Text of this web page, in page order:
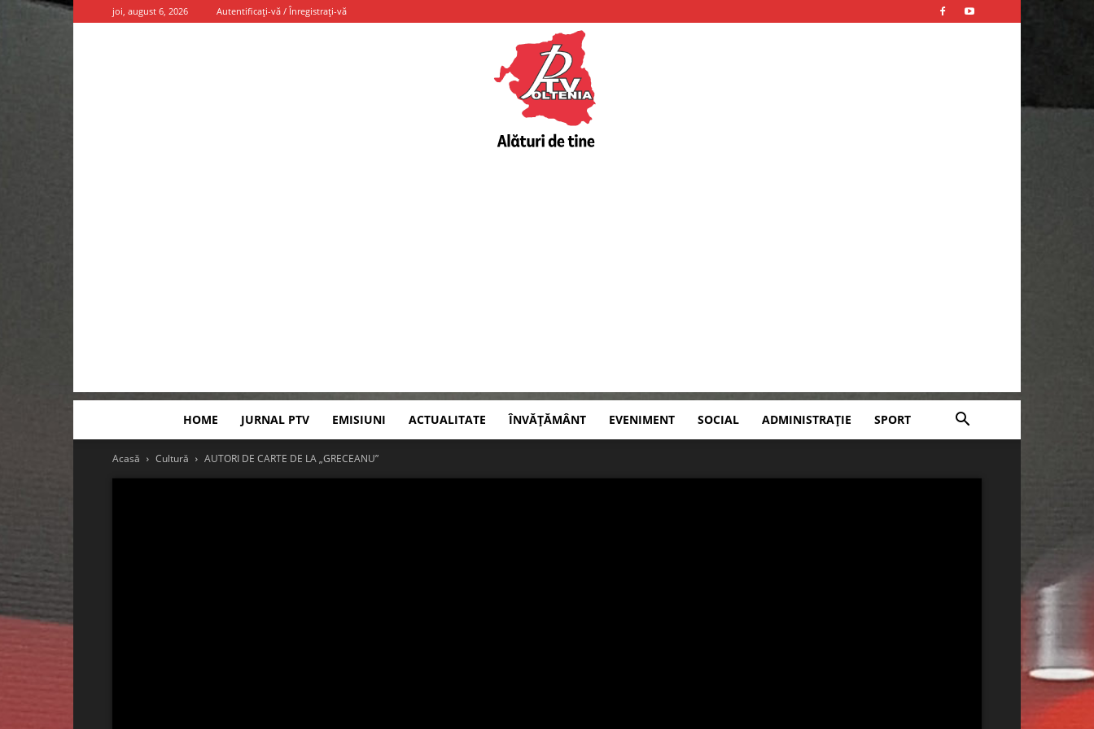
joi, august 6, 2026 Autentificați-vă / Înregistrați-vă
HOME JURNAL PTV EMISIUNI ACTUALITATE ÎNVĂȚĂMÂNT EVENIMENT SOCIAL ADMINISTRAȚIE SPORT
Acasă Cultură AUTORI DE CARTE DE LA „GRECEANU”